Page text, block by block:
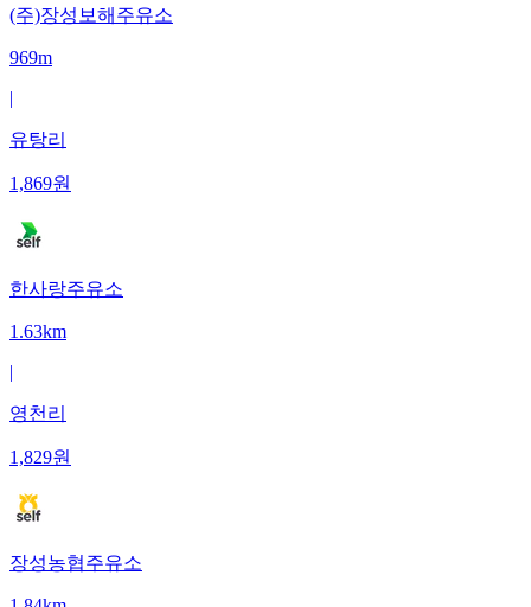
(주)장성보해주유소
969m
|
유탕리
1,869원
한사랑주유소
1.63km
|
영천리
1,829원
장성농협주유소